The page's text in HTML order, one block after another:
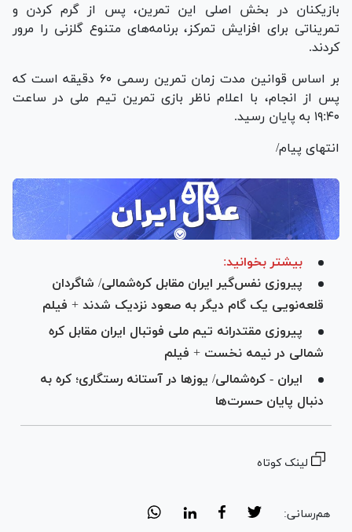
بازیکنان در بخش اصلی این تمرین، پس از گرم کردن و
تمریناتی برای افزایش تمرکز، برنامه‌های متنوع گلزنی را مرور
کردند.
بر اساس قوانین مدت زمان تمرین رسمی ۶٠ دقیقه است که
پس از انجام، با اعلام ناظر بازی تمرین تیم ملی در ساعت
١٩:۴٠ به پایان رسید.
انتهای پیام/
بیشتر بخوانید:
پیروزی نفس‌گیر ایران مقابل کره‌شمالی/ شاگردان
قلعه‌نویی یک گام دیگر به صعود نزدیک شدند + فیلم
پیروزی مقتدرانه تیم ملی فوتبال ایران مقابل کره
شمالی در نیمه نخست + فیلم
ایران - کره‌شمالی/ یوز‌ها در آستانه رستگاری؛ کره به
دنبال پایان حسرت‌ها
لینک کوتاه
هم‌رسانی: